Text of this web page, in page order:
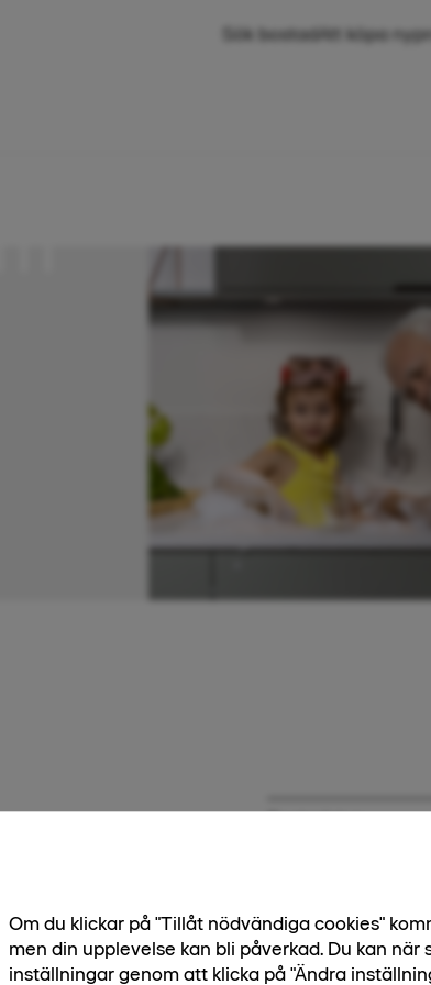
Sök bostadAtt köpa
Bostadstyp
Om du klickar på "Tillåt nödvändiga cookies"
men din upplevelse kan bli påverkad. Du kan när
inställningar genom att klicka på "Ändra